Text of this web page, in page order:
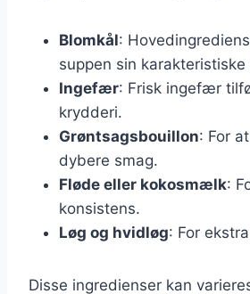
Blomkål:
suppen sin karakteristiske
Ingefær: Frisk ingefær
krydderi.
Grøntsagsbouillon: For
dybere smag.
Fløde eller kokosmælk:
konsistens.
Løg og hvidløg: For
Disse ingredienser kan